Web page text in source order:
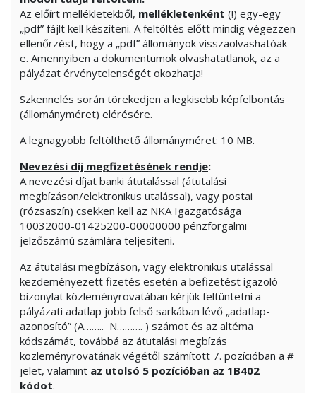
Az előírt mellékletekből, mellékletenként (!) egy-egy
„pdf” fájlt kell készíteni. A feltöltés előtt mindig végezzen
ellenőrzést, hogy a „pdf” állományok visszaolvashatóak-
e. Amennyiben a dokumentumok olvashatatlanok, az a
pályázat érvénytelenségét okozhatja!
Szkennelés során törekedjen a legkisebb képfelbontás
(állományméret) elérésére.
A legnagyobb feltölthető állományméret: 10 MB.
Nevezési díj megfizetésének rendje:
A nevezési díjat banki átutalással (átutalási
megbízáson/elektronikus utalással), vagy postai
(rózsaszín) csekken kell az NKA Igazgatósága
10032000-01425200-00000000 pénzforgalmi
jelzőszámú számlára teljesíteni.
Az átutalási megbízáson, vagy elektronikus utalással
kezdeményezett fizetés esetén a befizetést igazoló
bizonylat közleményrovatában kérjük feltüntetni a
pályázati adatlap jobb felső sarkában lévő „adatlap-
azonosító” (A…….. N………. ) számot és az altéma
kódszámát, továbbá az átutalási megbízás
közleményrovatának végétől számított 7. pozícióban a #
jelet, valamint az utolsó 5 pozícióban az 1B402
kódot.